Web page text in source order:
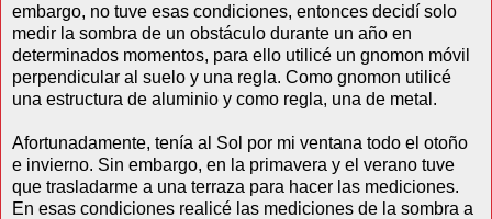
embargo, no tuve esas condiciones, entonces decidí solo
medir la sombra de un obstáculo durante un año en
determinados momentos, para ello utilicé un gnomon móvil
perpendicular al suelo y una regla. Como gnomon utilicé
una estructura de aluminio y como regla, una de metal.
Afortunadamente, tenía al Sol por mi ventana todo el otoño
e invierno. Sin embargo, en la primavera y el verano tuve
que trasladarme a una terraza para hacer las mediciones.
En esas condiciones realicé las mediciones de la sombra a